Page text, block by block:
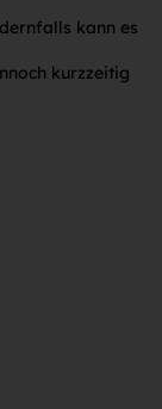
kann es
kurzzeitig